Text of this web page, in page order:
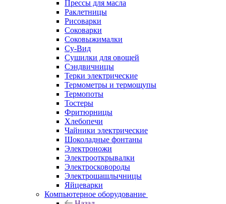
Прессы для масла
Раклетницы
Рисоварки
Соковарки
Соковыжималки
Су-Вид
Сушилки для овощей
Сэндвичницы
Терки электрические
Термометры и термощупы
Термопоты
Тостеры
Фритюрницы
Хлебопечи
Чайники электрические
Шоколадные фонтаны
Электроножи
Электрооткрывалки
Электросковороды
Электрошашлычницы
Яйцеварки
Компьютерное оборудование